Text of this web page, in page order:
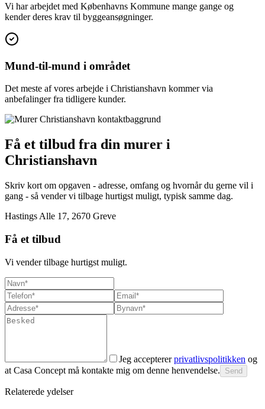
Vi har arbejdet med Københavns Kommune mange gange og
kender deres krav til byggeansøgninger.
Mund-til-mund i området
Det meste af vores arbejde i Christianshavn kommer via
anbefalinger fra tidligere kunder.
Få et tilbud fra din murer i
Christianshavn
Skriv kort om opgaven - adresse, omfang og hvornår du gerne vil i
gang - så vender vi tilbage hurtigst muligt, typisk samme dag.
Hastings Alle 17, 2670 Greve
Få et tilbud
Vi vender tilbage hurtigst muligt.
Jeg accepterer privatlivspolitikken og
at Casa Concept må kontakte mig om denne henvendelse.
Send
Relaterede ydelser